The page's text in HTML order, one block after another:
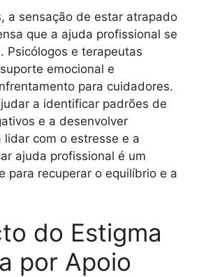
a sensação de estar atrapado
que a ajuda profissional se
Psicólogos e terapeutas
emocional e
para cuidadores.
a identificar padrões de
e a desenvolver
com o estresse e a
ajuda profissional é um
para recuperar o equilíbrio e a
do Estigma
por Apoio